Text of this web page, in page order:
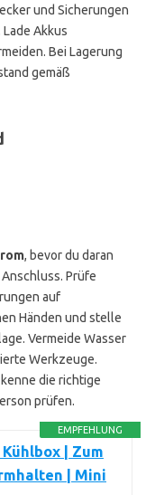
und Sicherungen
Akkus
Bei Lagerung
gemäß
, bevor du daran
Prüfe
auf
Händen und stelle
Vermeide Wasser
Werkzeuge.
die richtige
prüfen.
EMPFEHLUNG
| Zum
| Mini